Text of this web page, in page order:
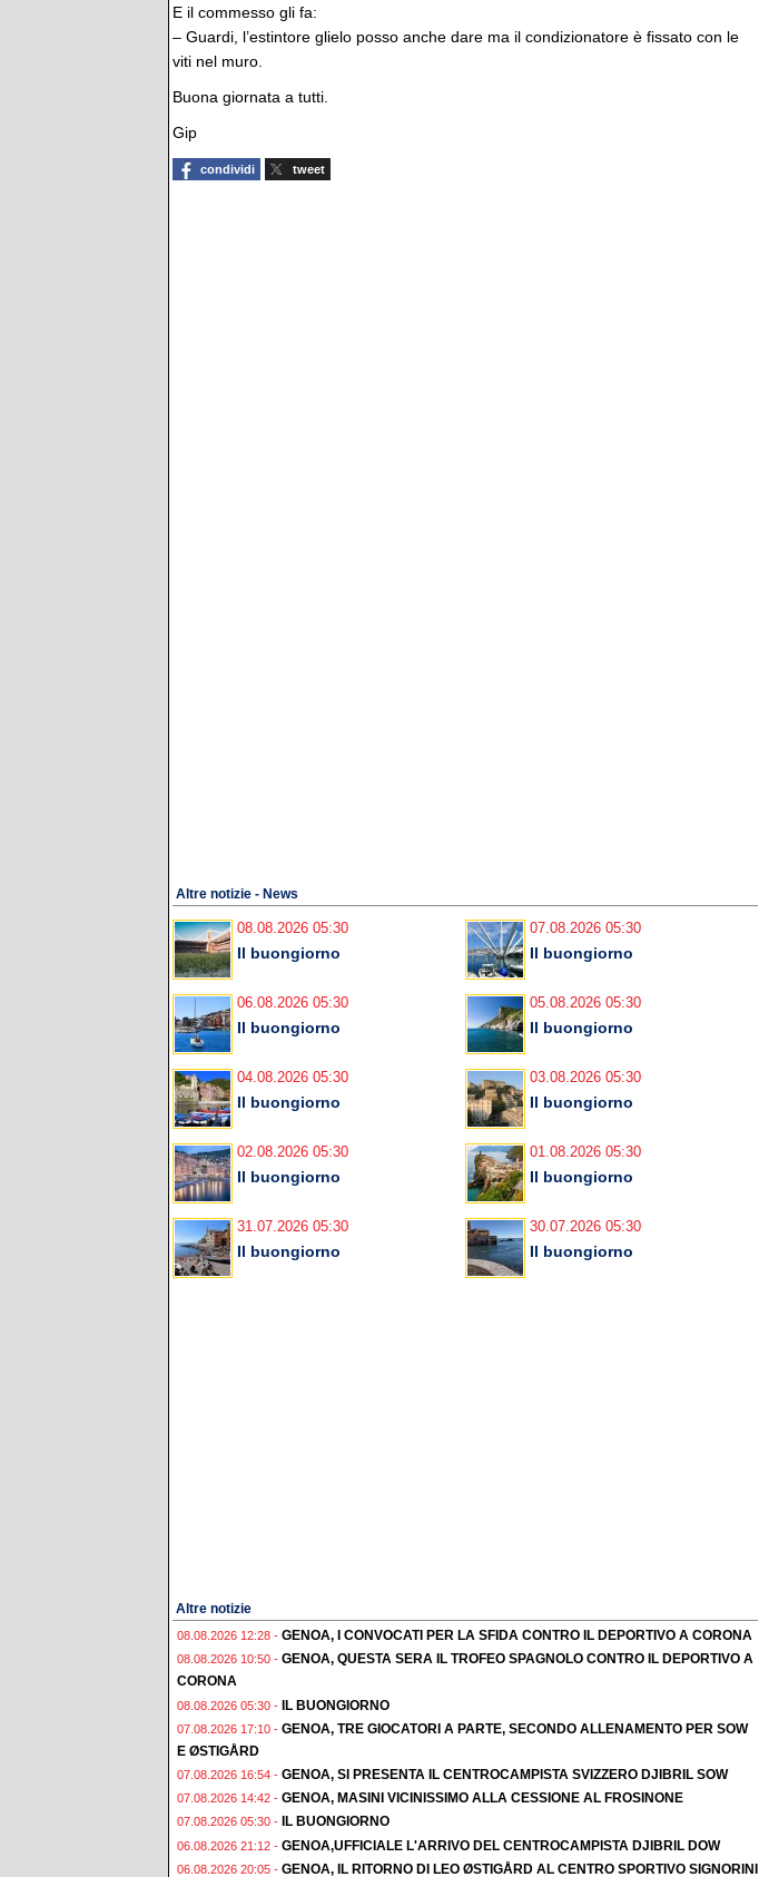
E il commesso gli fa:
– Guardi, l’estintore glielo posso anche dare ma il condizionatore è fissato con le
viti nel muro.
Buona giornata a tutti.
Gip
condividi tweet
Altre notizie - News
08.08.2026 05:30
Il buongiorno
07.08.2026 05:30
Il buongiorno
06.08.2026 05:30
Il buongiorno
05.08.2026 05:30
Il buongiorno
04.08.2026 05:30
Il buongiorno
03.08.2026 05:30
Il buongiorno
02.08.2026 05:30
Il buongiorno
01.08.2026 05:30
Il buongiorno
31.07.2026 05:30
Il buongiorno
30.07.2026 05:30
Il buongiorno
Altre notizie
08.08.2026 12:28 - GENOA, I CONVOCATI PER LA SFIDA CONTRO IL DEPORTIVO A CORONA
08.08.2026 10:50 - GENOA, QUESTA SERA IL TROFEO SPAGNOLO CONTRO IL DEPORTIVO A
CORONA
08.08.2026 05:30 - IL BUONGIORNO
07.08.2026 17:10 - GENOA, TRE GIOCATORI A PARTE, SECONDO ALLENAMENTO PER SOW
E ØSTIGÅRD
07.08.2026 16:54 - GENOA, SI PRESENTA IL CENTROCAMPISTA SVIZZERO DJIBRIL SOW
07.08.2026 14:42 - GENOA, MASINI VICINISSIMO ALLA CESSIONE AL FROSINONE
07.08.2026 05:30 - IL BUONGIORNO
06.08.2026 21:12 - GENOA,UFFICIALE L'ARRIVO DEL CENTROCAMPISTA DJIBRIL DOW
06.08.2026 20:05 - GENOA, IL RITORNO DI LEO ØSTIGÅRD AL CENTRO SPORTIVO SIGNORINI